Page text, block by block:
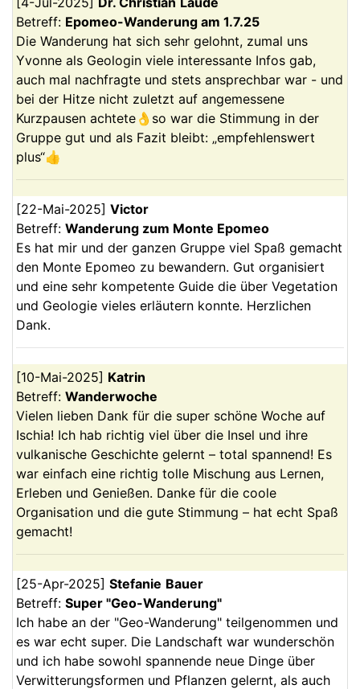
Betreff: Epomeo-Wanderung am 1.7.25
Die Wanderung hat sich sehr gelohnt, zumal uns
Yvonne als Geologin viele interessante Infos gab,
auch mal nachfragte und stets ansprechbar war - und
bei der Hitze nicht zuletzt auf angemessene
Kurzpausen achtete👌so war die Stimmung in der
Gruppe gut und als Fazit bleibt: „empfehlenswert
plus“👍
[22-Mai-2025] Victor
Betreff: Wanderung zum Monte Epomeo
Es hat mir und der ganzen Gruppe viel Spaß gemacht
den Monte Epomeo zu bewandern. Gut organisiert
und eine sehr kompetente Guide die über Vegetation
und Geologie vieles erläutern konnte. Herzlichen
Dank.
[10-Mai-2025] Katrin
Betreff: Wanderwoche
Vielen lieben Dank für die super schöne Woche auf
Ischia! Ich hab richtig viel über die Insel und ihre
vulkanische Geschichte gelernt – total spannend! Es
war einfach eine richtig tolle Mischung aus Lernen,
Erleben und Genießen. Danke für die coole
Organisation und die gute Stimmung – hat echt Spaß
gemacht!
[25-Apr-2025] Stefanie Bauer
Betreff: Super "Geo-Wanderung"
Ich habe an der "Geo-Wanderung" teilgenommen und
es war echt super. Die Landschaft war wunderschön
und ich habe sowohl spannende neue Dinge über
Verwitterungsformen und Pflanzen gelernt, als auch